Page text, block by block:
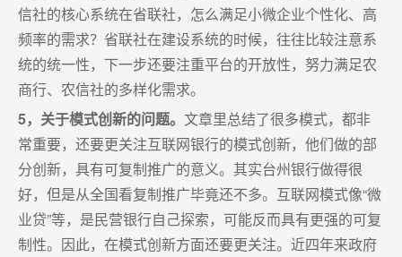
信社的核心系统在省联社，怎么满足小微企业个性化、高
频率的需求？省联社在建设系统的时候，往往比较注意系
统的统一性，下一步还要注重平台的开放性，努力满足农
商行、农信社的多样化需求。
5，关于模式创新的问题。 文章里总结了很多模式，都非
常重要，还要更关注互联网银行的模式创新，他们做的部
分创新，具有可复制推广的意义。其实台州银行做得很
好，但是从全国看复制推广毕竟还不多。互联网模式像“微
业贷”等，是民营银行自己探索，可能反而具有更强的可复
制性。因此，在模式创新方面还要更关注。近四年来政府